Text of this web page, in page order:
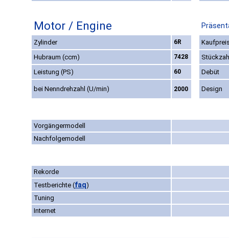
Motor / Engine
Zylinder 6R
Hubraum (ccm)
7428
Leistung (PS)
60 Debüt
bei Nenndrehzahl (U/min) 2000 Design
Vorgängermodell
Nachfolgemodell
Rekorde
Testberichte (faq)
Tuning
Internet